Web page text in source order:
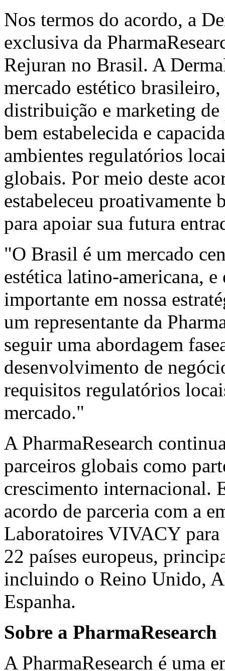
Nos termos do acordo, a
exclusiva da
Rejuran no Brasil. A
mercado estético
distribuição e marketing de
bem estabelecida e
ambientes regulatórios
globais. Por meio deste
estabeleceu proativamente
para apoiar sua futura
"O Brasil é um mercado
estética latino-americana, e
importante em nossa
um representante da
seguir uma abordagem
desenvolvimento de
requisitos regulatórios
mercado."
A PharmaResearch
parceiros globais como
crescimento internacional.
acordo de parceria com a
Laboratoires VIVACY para
22 países europeus,
incluindo o Reino Unido,
Espanha.
Sobre a PharmaResearch
A PharmaResearch é uma